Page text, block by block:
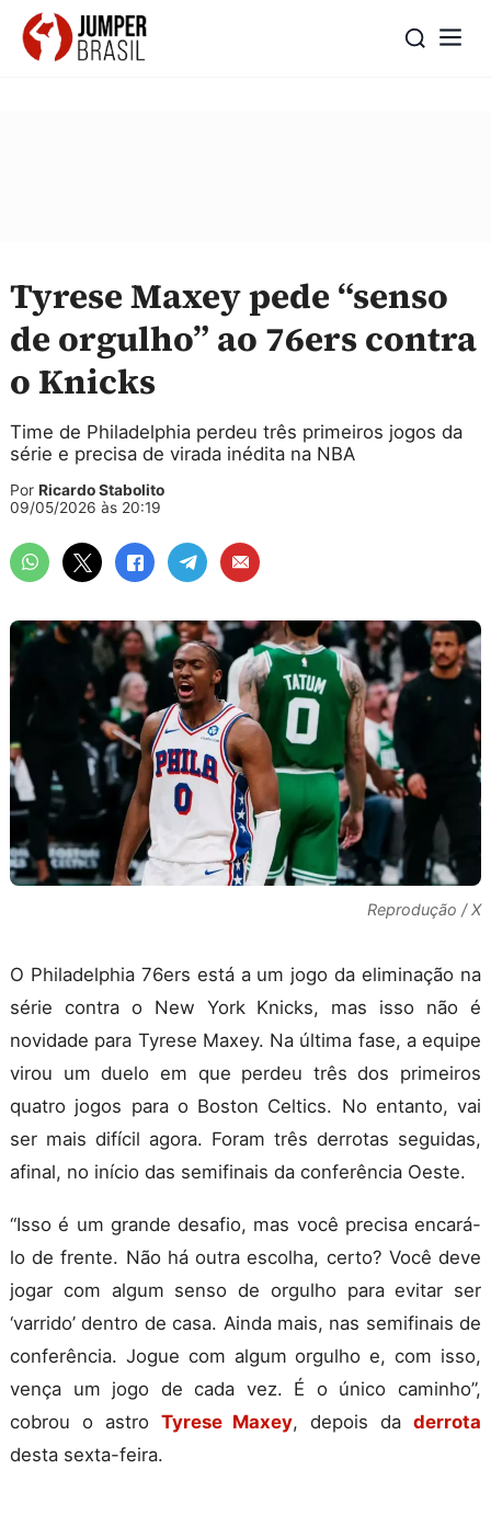
Tyrese Maxey pede “senso
de orgulho” ao 76ers contra
o Knicks
Time de Philadelphia perdeu três primeiros jogos da
série e precisa de virada inédita na NBA
Por Ricardo Stabolito
09/05/2026 às 20:19
Reprodução / X
O Philadelphia 76ers está a um jogo da eliminação na
série contra o New York Knicks, mas isso não é
novidade para Tyrese Maxey. Na última fase, a equipe
virou um duelo em que perdeu três dos primeiros
quatro jogos para o Boston Celtics. No entanto, vai
ser mais difícil agora. Foram três derrotas seguidas,
afinal, no início das semifinais da conferência Oeste.
“Isso é um grande desafio, mas você precisa encará-
lo de frente. Não há outra escolha, certo? Você deve
jogar com algum senso de orgulho para evitar ser
‘varrido’ dentro de casa. Ainda mais, nas semifinais de
conferência. Jogue com algum orgulho e, com isso,
vença um jogo de cada vez. É o único caminho”,
cobrou o astro Tyrese Maxey, depois daderrota
desta sexta-feira.